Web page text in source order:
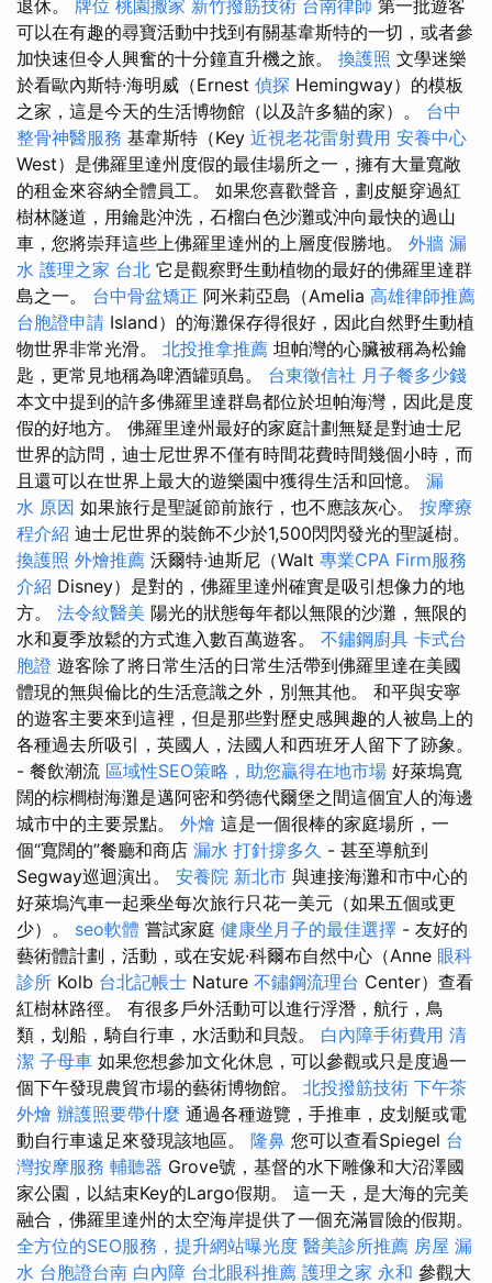
退休。 牌位 桃園搬家 新竹撥筋技術 台南律師 第一批遊客
可以在有趣的尋寶活動中找到有關基韋斯特的一切，或者參
加快速但令人興奮的十分鐘直升機之旅。 換護照 文學迷樂
於看歐內斯特·海明威（Ernest 偵探 Hemingway）的模板
之家，這是今天的生活博物館（以及許多貓的家）。 台中
整骨神醫服務 基韋斯特（Key 近視老花雷射費用 安養中心
West）是佛羅里達州度假的最佳場所之一，擁有大量寬敞
的租金來容納全體員工。 如果您喜歡聲音，劃皮艇穿過紅
樹林隧道，用鑰匙沖洗，石榴白色沙灘或沖向最快的過山
車，您將崇拜這些上佛羅里達州的上層度假勝地。 外牆 漏
水 護理之家 台北 它是觀察野生動植物的最好的佛羅里達群
島之一。 台中骨盆矯正 阿米莉亞島（Amelia 高雄律師推薦
台胞證申請 Island）的海灘保存得很好，因此自然野生動植
物世界非常光滑。 北投推拿推薦 坦帕灣的心臟被稱為松鑰
匙，更常見地稱為啤酒罐頭島。 台東徵信社 月子餐多少錢
本文中提到的許多佛羅里達群島都位於坦帕海灣，因此是度
假的好地方。 佛羅里達州最好的家庭計劃無疑是對迪士尼
世界的訪問，迪士尼世界不僅有時間花費時間幾個小時，而
且還可以在世界上最大的遊樂園中獲得生活和回憶。 漏
水 原因 如果旅行是聖誕節前旅行，也不應該灰心。 按摩療
程介紹 迪士尼世界的裝飾不少於1,500閃閃發光的聖誕樹。
換護照 外燴推薦 沃爾特·迪斯尼（Walt 專業CPA Firm服務
介紹 Disney）是對的，佛羅里達州確實是吸引想像力的地
方。 法令紋醫美 陽光的狀態每年都以無限的沙灘，無限的
水和夏季放鬆的方式進入數百萬遊客。 不鏽鋼廚具 卡式台
胞證 遊客除了將日常生活的日常生活帶到佛羅里達在美國
體現的無與倫比的生活意識之外，別無其他。 和平與安寧
的遊客主要來到這裡，但是那些對歷史感興趣的人被島上的
各種過去所吸引，英國人，法國人和西班牙人留下了跡象。
- 餐飲潮流 區域性SEO策略，助您贏得在地市場 好萊塢寬
闊的棕櫚樹海灘是邁阿密和勞德代爾堡之間這個宜人的海邊
城市中的主要景點。 外燴 這是一個很棒的家庭場所，一
個“寬闊的”餐廳和商店 漏水 打針撐多久 - 甚至導航到
Segway巡迴演出。 安養院 新北市 與連接海灘和市中心的
好萊塢汽車一起乘坐每次旅行只花一美元（如果五個或更
少）。 seo軟體 嘗試家庭 健康坐月子的最佳選擇 - 友好的
藝術體計劃，活動，或在安妮·科爾布自然中心（Anne 眼科
診所 Kolb 台北記帳士 Nature 不鏽鋼流理台 Center）查看
紅樹林路徑。 有很多戶外活動可以進行浮潛，航行，鳥
類，划船，騎自行車，水活動和貝殼。 白內障手術費用 清
潔 子母車 如果您想參加文化休息，可以參觀或只是度過一
個下午發現農貿市場的藝術博物館。 北投撥筋技術 下午茶
外燴 辦護照要帶什麼 通過各種遊覽，手推車，皮划艇或電
動自行車遠足來發現該地區。 隆鼻 您可以查看Spiegel 台
灣按摩服務 輔聽器 Grove號，基督的水下雕像和大沼澤國
家公園，以結束Key的Largo假期。 這一天，是大海的完美
融合，佛羅里達州的太空海岸提供了一個充滿冒險的假期。
全方位的SEO服務，提升網站曝光度 醫美診所推薦 房屋 漏
水 台胞證台南 白內障 台北眼科推薦 護理之家 永和 參觀大